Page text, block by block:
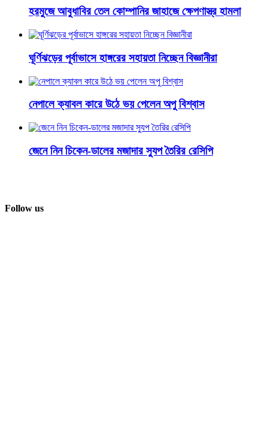
হরমুজে আবুধাবির তেল কোম্পানির জাহাজে ক্ষেপণাস্ত্র হামলা
ঘূর্ণিঝড়ের পূর্বাভাসে হাঙ্গরের সহায়তা নিচ্ছেন বিজ্ঞানীরা
নেপালে ক্যাবল কারে উঠে ভয় পেলেন অপু বিশ্বাস
জেনে নিন চিকেন-ডালের মজাদার স্যুপ তৈরির রেসিপি
Follow us